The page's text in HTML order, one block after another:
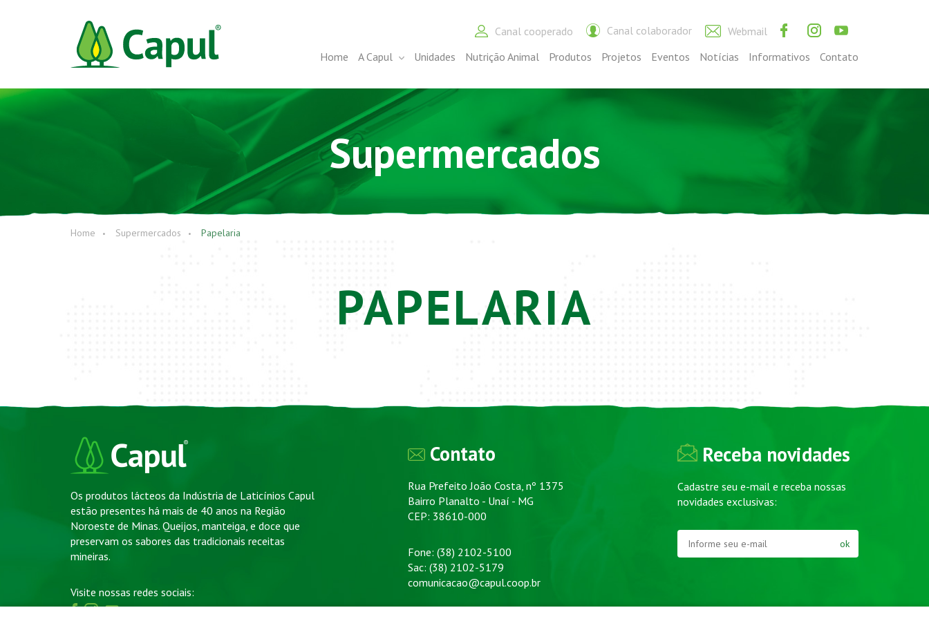
Canal cooperado Canal colaborador
Webmail
Home
A Capul Unidades Nutrição Animal Produtos Projetos Eventos Notícias Informativos Contato
Supermercados
Home Supermercados Papelaria
PAPELARIA
Os produtos lácteos da Indústria de Laticínios Capul
estão presentes há mais de 40 anos na Região
Noroeste de Minas. Queijos, manteiga, e doce que
preservam os sabores das tradicionais receitas
mineiras.
Visite nossas redes sociais:
Contato
Rua Prefeito João Costa, nº 1375
Bairro Planalto - Unaí - MG
CEP: 38610-000
Fone: (38) 2102-5100
Sac: (38) 2102-5179
comunicacao@capul.coop.br
Receba novidades
Cadastre seu e-mail e receba nossas
novidades exclusivas:
ok